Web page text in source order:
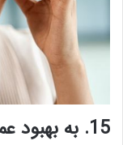
15. به بهبود عملکرد کبد کمک می‌کند